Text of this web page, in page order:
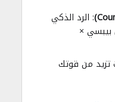
: الرد الذكي
بيبسي ×
تزيد من قوتك